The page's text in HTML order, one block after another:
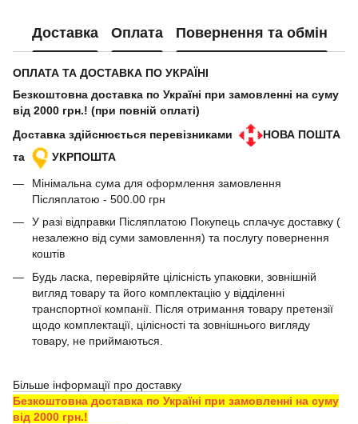
Доставка Оплата Повернення та обмін
ОПЛАТА ТА ДОСТАВКА ПО УКРАЇНІ
Безкоштовна доставка по Україні при замовленні на суму
від 2000 грн.! (при повній оплаті)
Доставка здійснюється перевізниками
НОВА ПОШТА
та
УКРПОШТА
Мінімальна сума для оформлення замовлення
Післяплатою - 500.00 грн
У разі відправки Післяплатою Покупець сплачує доставку (
незалежно від суми замовлення) та послугу повернення
коштів
Будь ласка, перевіряйте цілісність упаковки, зовнішній
вигляд товару та його комплектацію у відділенні
транспортної компанії. Після отримання товару претензії
щодо комплектації, цілісності та зовнішнього вигляду
товару, не приймаються.
Більше інформації про доставку
Безкоштовна доставка по Україні при замовленні на суму
від 2000 грн.!